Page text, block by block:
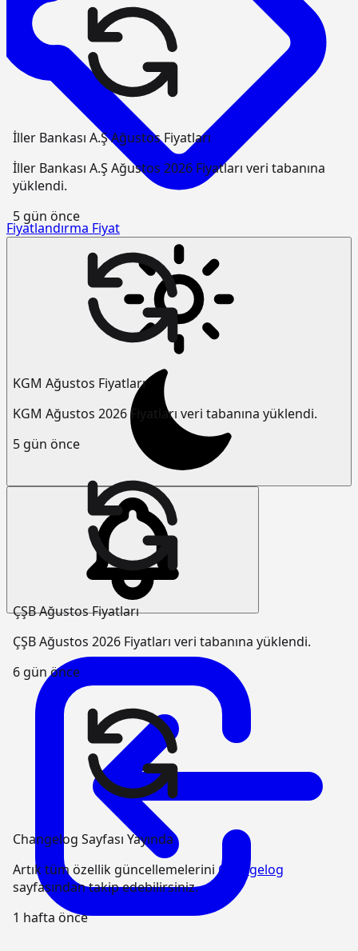
Fiyatlandırma Fiyat
İller Bankası A.Ş Ağustos Fiyatları
İller Bankası A.Ş Ağustos 2026 Fiyatları veri tabanına
yüklendi.
5 gün önce
KGM Ağustos Fiyatları
KGM Ağustos 2026 Fiyatları veri tabanına yüklendi.
5 gün önce
ÇŞB Ağustos Fiyatları
ÇŞB Ağustos 2026 Fiyatları veri tabanına yüklendi.
6 gün önce
Changelog Sayfası Yayında
Artık tüm özellik güncellemeleriniChangelog
sayfasından takip edebilirsiniz.
1 hafta önce